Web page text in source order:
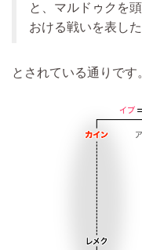
と、マルドゥクを
おける戦いを表し
とされている通りです